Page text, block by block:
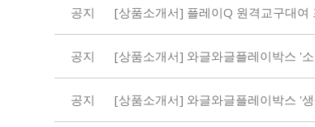
공지 [상품소개서] 플레이Q 원격교구대여
공지 [상품소개서] 와글와글플레이박스 '
공지 [상품소개서] 와글와글플레이박스 '